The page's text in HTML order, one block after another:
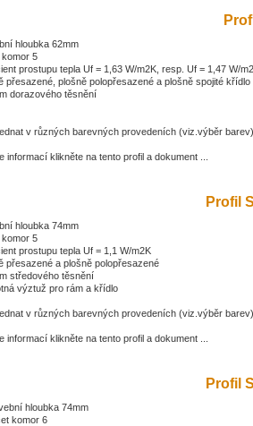
hloubka 62mm
komor 5
prostupu tepla Uf = 1,63 W/m2K, resp. Uf = 1,47 W/
přesazené, plošně polopřesazené a plošně spojité křídlo
dorazového těsnění
v různých barevných provedeních (viz.výběr barev)
informací klikněte na tento profil a dokument ...
Profil
hloubka 74mm
komor 5
prostupu tepla Uf = 1,1 W/m2K
přesazené a plošně polopřesazené
středového těsnění
výztuž pro rám a křídlo
v různých barevných provedeních (viz.výběr barev)
informací klikněte na tento profil a dokument ...
Profil
hloubka 74mm
komor 6